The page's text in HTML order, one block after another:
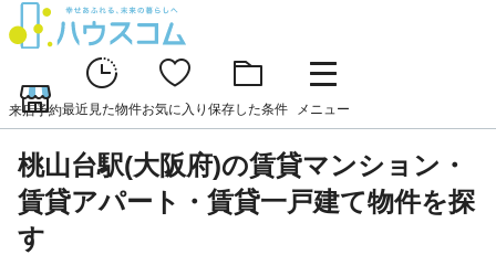
来店予約最近見た物件お気に入り 保存した条件 メニュー
桃山台駅(大阪府)の賃貸マンション・
賃貸アパート・賃貸一戸建て物件を探
す